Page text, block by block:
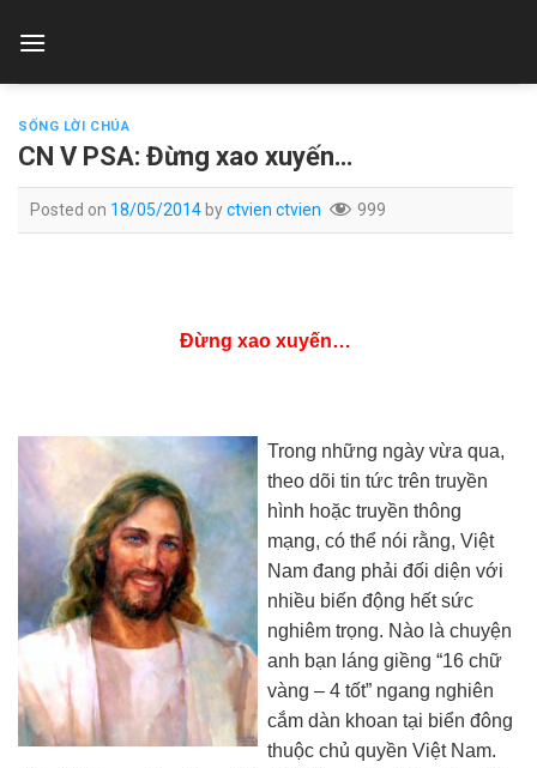
SỐNG LỜI CHÚA
CN V PSA: Đừng xao xuyến…
Posted on 18/05/2014byctvien ctvien 999
Đừng xao xuyến…
Trong những ngày vừa qua,
theo dõi tin tức trên truyền
hình hoặc truyền thông
mạng, có thể nói rằng, Việt
Nam đang phải đối diện với
nhiều biến động hết sức
nghiêm trọng. Nào là chuyện
anh bạn láng giềng “16 chữ
vàng – 4 tốt” ngang nghiên
cắm dàn khoan tại biển đông
thuộc chủ quyền Việt Nam.